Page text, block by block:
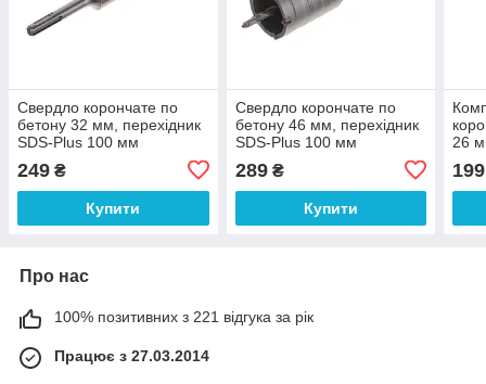
Свердло корончате по
бетону 32 мм, перехідник
SDS-Plus 100 мм
249 ₴
Купити
Свердло корончате по
бетону 46 мм, перехідник
SDS-Plus 100 мм
289₴
Купити
26
SD-
199
Про нас
100% позитивних з 221 відгука за рік
Працює з 27.03.2014